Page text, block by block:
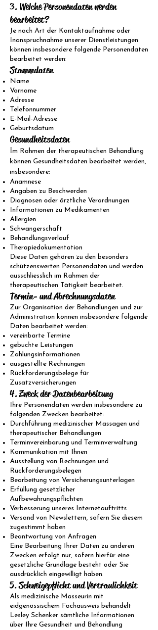
3. Welche Personendaten werden
bearbeitet?
Je nach Art der Kontaktaufnahme oder
Inanspruchnahme unserer Dienstleistungen
können insbesondere folgende Personendaten
bearbeitet werden:
Stammdaten
Name
Vorname
Adresse
Telefonnummer
E-Mail-Adresse
Geburtsdatum
Gesundheitsdaten
Im Rahmen der therapeutischen Behandlung
können Gesundheitsdaten bearbeitet werden,
insbesondere:
Anamnese
Angaben zu Beschwerden
Diagnosen oder ärztliche Verordnungen
Informationen zu Medikamenten
Allergien
Schwangerschaft
Behandlungsverlauf
Therapiedokumentation
Diese Daten gehören zu den besonders
schützenswerten Personendaten und werden
ausschliesslich im Rahmen der
therapeutischen Tätigkeit bearbeitet.
Termin- und Abrechnungsdaten
Zur Organisation der Behandlungen und zur
Administration können insbesondere folgende
Daten bearbeitet werden:
vereinbarte Termine
gebuchte Leistungen
Zahlungsinformationen
ausgestellte Rechnungen
Rückforderungsbelege für
Zusatzversicherungen
4. Zweck der Datenbearbeitung
Ihre Personendaten werden insbesondere zu
folgenden Zwecken bearbeitet:
Durchführung medizinischer Massagen und
therapeutischer Behandlungen
Terminvereinbarung und Terminverwaltung
Kommunikation mit Ihnen
Ausstellung von Rechnungen und
Rückforderungsbelegen
Bearbeitung von Versicherungsunterlagen
Erfüllung gesetzlicher
Aufbewahrungspflichten
Verbesserung unseres Internetauftritts
Versand von Newslettern, sofern Sie diesem
zugestimmt haben
Beantwortung von Anfragen
Eine Bearbeitung Ihrer Daten zu anderen
Zwecken erfolgt nur, sofern hierfür eine
gesetzliche Grundlage besteht oder Sie
ausdrücklich eingewilligt haben.
5. Schweigepflicht und Vertraulichkeit
Als medizinische Masseurin mit
eidgenössischem Fachausweis behandelt
Lesley Schenker sämtliche Informationen
über Ihre Gesundheit und Behandlung